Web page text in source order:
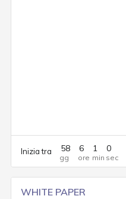
Inizia tra 58 6 0 59
WHITE PAPER